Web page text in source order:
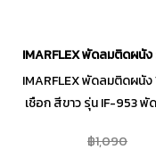
IMARFLEX พัดลมติดผนัง
IMARFLEX พัดลมติดผนัง
เชือก สีขาว รุ่น IF-953 พั
฿1,090